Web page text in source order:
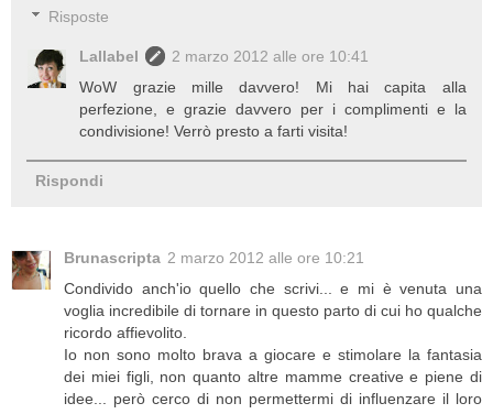
Risposte
Lallabel
2 marzo 2012 alle ore 10:41
WoW grazie mille davvero! Mi hai capita alla
perfezione, e grazie davvero per i complimenti e la
condivisione! Verrò presto a farti visita!
Rispondi
Brunascripta 2 marzo 2012 alle ore 10:21
Condivido anch'io quello che scrivi... e mi è venuta una
voglia incredibile di tornare in questo parto di cui ho qualche
ricordo affievolito.
Io non sono molto brava a giocare e stimolare la fantasia
dei miei figli, non quanto altre mamme creative e piene di
idee... però cerco di non permettermi di influenzare il loro